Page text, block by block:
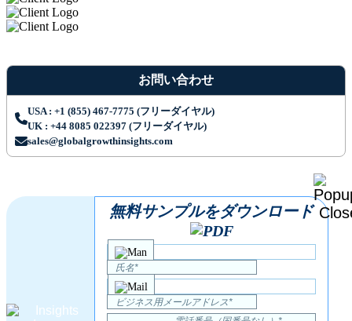
お問い合わせ
USA : +1 (855) 467-7775 (フリーダイヤル)
UK : +44 8085 022397 (フリーダイヤル)
sales@globalgrowthinsights.com
無料サンプルをダウンロード